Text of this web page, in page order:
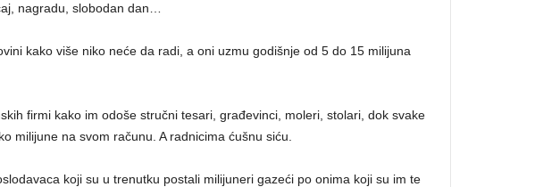
nagradu, slobodan dan…
kako više niko neće da radi, a oni uzmu godišnje od 5 do 15 milijuna
firmi kako im odoše stručni tesari, građevinci, moleri, stolari, dok svake
milijune na svom računu. A radnicima ćušnu siću.
koji su u trenutku postali milijuneri gazeći po onima koji su im te